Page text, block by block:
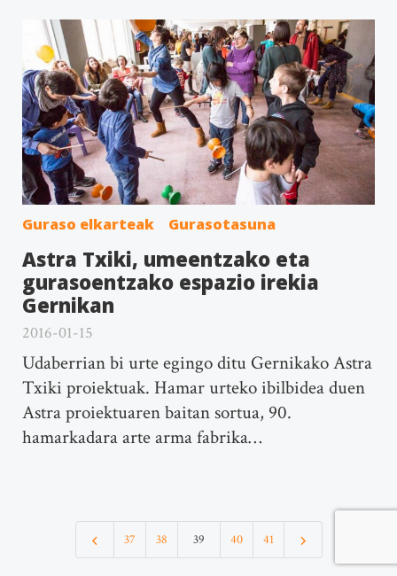
Guraso elkarteak Gurasotasuna
Astra Txiki, umeentzako eta
gurasoentzako espazio irekia
Gernikan
2016-01-15
Udaberrian bi urte egingo ditu Gernikako Astra
Txiki proiektuak. Hamar urteko ibilbidea duen
Astra proiektuaren baitan sortua, 90.
hamarkadara arte arma fabrika…
37 38 39 40 41